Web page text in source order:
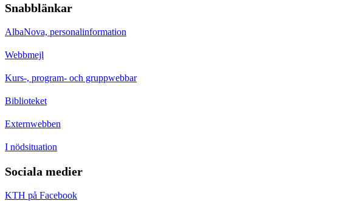
Snabblänkar
AlbaNova, personalinformation
Webbmejl
Kurs-, program- och gruppwebbar
Biblioteket
Externwebben
I nödsituation
Sociala medier
KTH på Facebook